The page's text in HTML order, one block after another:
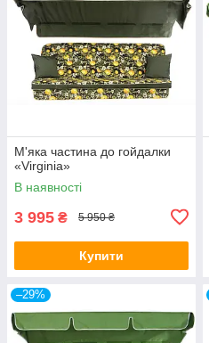
М'яка частина до гойдалки
«Virginia»
В наявності
3 995 ₴ 5 950 ₴
Купити
–29%